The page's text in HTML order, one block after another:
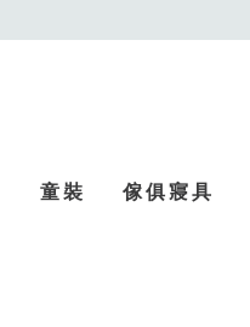
童裝 傢俱寢具